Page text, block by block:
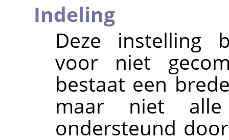
Indeling
Deze instelling
voor niet
bestaat een
maar niet
ondersteund